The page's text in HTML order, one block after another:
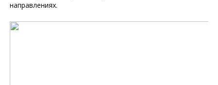
направлениях.